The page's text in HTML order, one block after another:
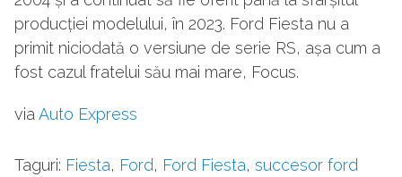
producției modelului, în 2023. Ford Fiesta nu a
primit niciodată o versiune de serie RS, așa cum a
fost cazul fratelui său mai mare, Focus.
viaAuto Express
Taguri: Fiesta, Ford, Ford Fiesta, succesor ford